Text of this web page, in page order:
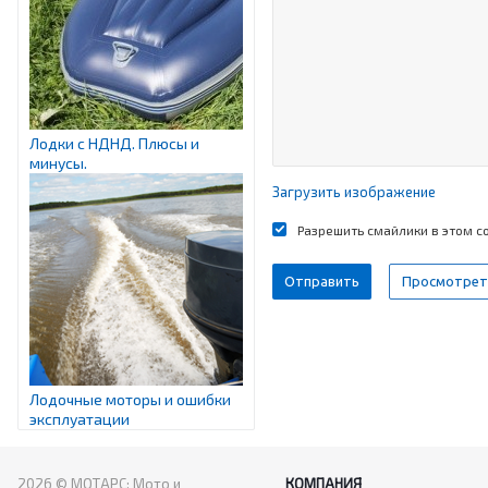
Лодки с НДНД. Плюсы и
минусы.
Лодочные моторы и ошибки
эксплуатации
Загрузить изображение
Разрешить смайлики в этом
2026 © МОТАРС: Мото и КОМПАНИЯ